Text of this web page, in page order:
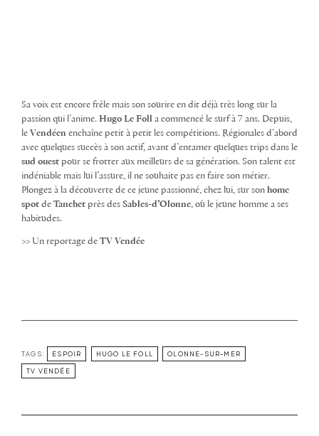
Sa voix est encore frêle mais son sourire en dit déjà très long sur la
passion qui l’anime. Hugo Le Foll a commencé le surf à 7 ans. Depuis,
le Vendéen enchaîne petit à petit les compétitions. Régionales d’abord
avec quelques succès à son actif, avant d’entamer quelques trips dans le
sud ouest pour se frotter aux meilleurs de sa génération. Son talent est
indéniable mais lui l’assure, il ne souhaite pas en faire son métier.
Plongez à la découverte de ce jeune passionné, chez lui, sur son home
spot de Tanchet près des Sables-d’Olonne, où le jeune homme a ses
habitudes.
>> Un reportage de TV Vendée
TAGS: ESPOIR HUGO LE FOLL OLONNE-SUR-MER
TV VENDÉE